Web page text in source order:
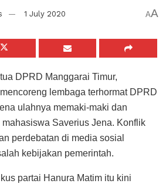
1 July 2020 AA
DPRD Manggarai Timur,
lembaga terhormat DPRD
ulahnya memaki-maki dan
Saverius Jena. Konflik
perdebatan di media sosial
kebijakan pemerintah.
partai Hanura Matim itu kini